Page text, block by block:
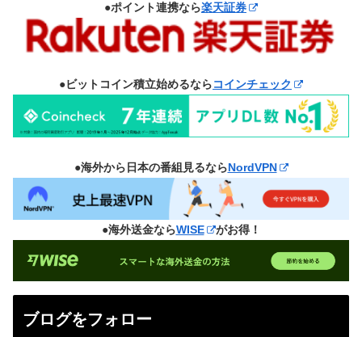
●ポイント連携なら楽天証券
●ビットコイン積立始めるならコインチェック
●海外から日本の番組見るならNordVPN
●海外送金ならWISE がお得！
ブログをフォロー